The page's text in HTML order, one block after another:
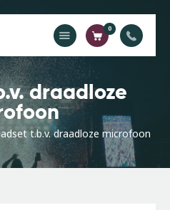
0
draadloze
t.b.v. draadloze microfoon